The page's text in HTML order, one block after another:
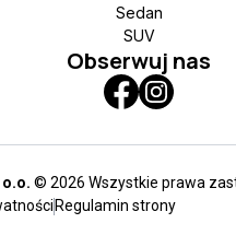
Sedan
SUV
Obserwuj nas
o.o. © 2026 Wszystkie prawa
Regulamin strony